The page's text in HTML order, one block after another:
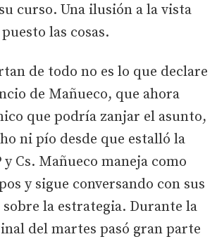
curso. Una ilusión a la vista
las cosas.
de todo no es lo que declare
de Mañueco, que ahora
que podría zanjar el asunto,
ni pío desde que estalló la
Cs. Mañueco maneja como
y sigue conversando con sus
la estrategia. Durante la
del martes pasó gran parte